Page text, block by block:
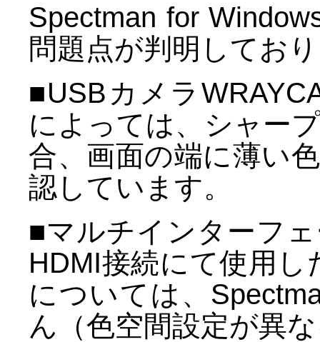
Spectman for
問題点が判明してお
■USBカメラ
によっては、シャー
合、画面の端に薄い
認しています。
■マルチインターフ
HDMI接続にて使用
については、
ん（色空間設定が異